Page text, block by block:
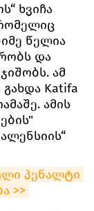
ხვიჩა
წელია
და
ამ
Katifa
ამის
პენალტი
>>